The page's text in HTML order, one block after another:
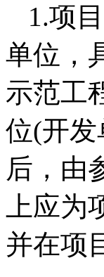
1.项
单位，
示范工
位(开
后，由
上应
并在项